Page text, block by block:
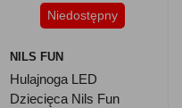
Niedostępny
NILS FUN
Hulajnoga LED
Dziecięca Nils Fun